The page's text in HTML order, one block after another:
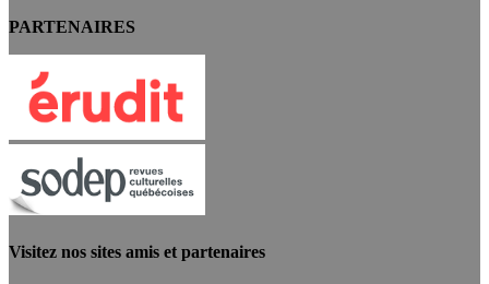
PARTENAIRES
Visitez nos sites amis et partenaires